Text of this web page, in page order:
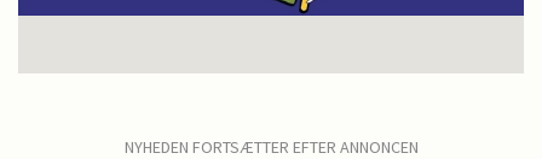
NYHEDEN FORTSÆTTER EFTER ANNONCEN